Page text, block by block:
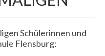
Schülerinnen und
Flensburg: